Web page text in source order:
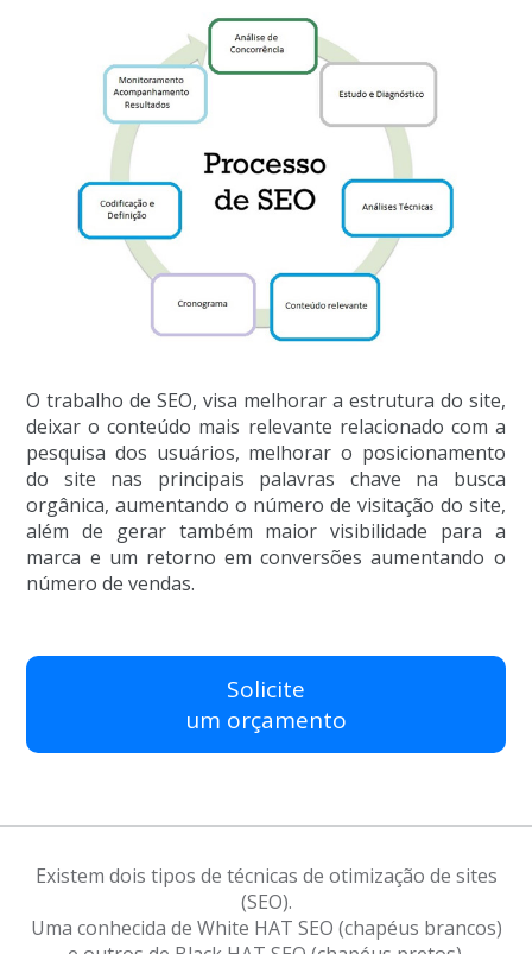
O trabalho de SEO, visa melhorar a estrutura do site,
deixar o conteúdo mais relevante relacionado com a
pesquisa dos usuários, melhorar o posicionamento
do site nas principais palavras chave na busca
orgânica, aumentando o número de visitação do site,
além de gerar também maior visibilidade para a
marca e um retorno em conversões aumentando o
número de vendas.
Solicite
um orçamento
Existem dois tipos de técnicas de otimização de sites
(SEO).
Uma conhecida de White HAT SEO (chapéus brancos)